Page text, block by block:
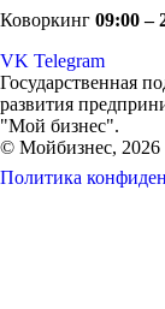
Коворкинг 09:00 –
VK Telegram
Государственная
развития
"Мой бизнес".
© Мойбизнес, 2026
Политика